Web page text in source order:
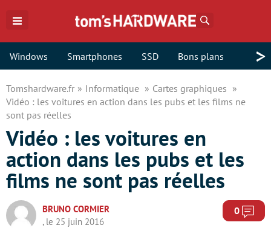
Windows Smartphones SSD Bons plans >
Tomshardware.fr Informatique
Cartes graphiques
Vidéo : les voitures en action dans les pubs et les films ne
sont pas réelles
Vidéo : les voitures en
action dans les pubs et les
films ne sont pas réelles
BRUNO CORMIER
, le 25 juin 2016
0